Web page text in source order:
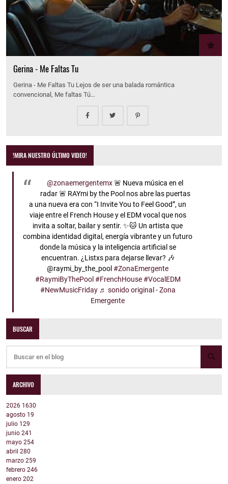
Gerina - Me Faltas Tu
Gerina - Me Faltas Tu Lejos de ser una balada romántica
convencional, Me faltas Tú…
!MIRA NUESTRO ÚLTIMO VIDEO!
@zonaemergentemx🚨 Nueva música en el
radar 🚨 RAYmi by the Pool nos abre las puertas
a una nueva era con “I Invite You to Feel Good”, un
viaje entre el French House y el EDM vocal que nos
invita a soltar, bailar y sentir. ✨🐱 Un artista que
combina identidad digital, energía vibrante y un futuro
donde la música y la inteligencia artificial se
encuentran. ¿Listxs para dejarse llevar? 🎶
@raymi_by_the_pool#ZonaEmergente
#RaymiByThePool #FrenchHouse #VocalEDM
#NewMusicFriday ♬ sonido original - Zona
Emergente
BUSCAR
ARCHIVO
2026 1630
agosto 19
julio 129
junio 241
mayo 254
abril 280
marzo 259
febrero 246
enero 202